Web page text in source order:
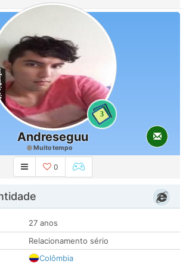
3
Andreseguu
Muito tempo
0
27 anos
Relacionamento sério
Colômbia